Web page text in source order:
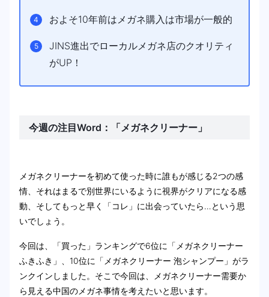
およそ10年前はメガネ購入は市場が一般的
JINS進出でローカルメガネ店のクオリティ
がUP！
今週の注目Word：「メガネクリーナー」
メガネクリーナーを初めて使った時に誰もが感じる2つの感
情、それはまるで別世界にいるように視界がクリアになる感
動、そしてもっと早く「コレ」に出会っていたら…という思
いでしょう。
今回は、「買った」ランキングで6位に「メガネクリーナー
ふきふき」、10位に「メガネクリーナー 泡シャンプー」がラ
ンクインしました。そこで今回は、メガネクリーナー需要か
ら見える中国のメガネ事情を考えたいと思います。